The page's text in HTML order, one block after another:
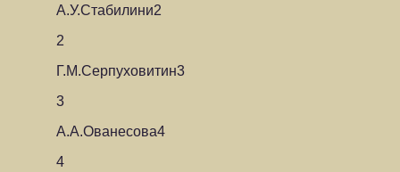
А.У.Стабилини2
2
Г.М.Серпуховитин3
3
А.А.Ованесова4
4